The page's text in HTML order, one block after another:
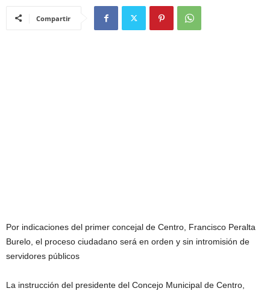
Compartir
Por indicaciones del primer concejal de Centro, Francisco Peralta
Burelo, el proceso ciudadano será en orden y sin intromisión de
servidores públicos
La instrucción del presidente del Concejo Municipal de Centro,